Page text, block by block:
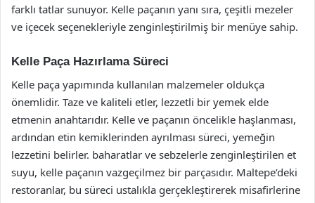
farklı tatlar sunuyor. Kelle paçanın yanı sıra, çeşitli mezeler
ve içecek seçenekleriyle zenginleştirilmiş bir menüye sahip.
Kelle Paça Hazırlama Süreci
Kelle paça yapımında kullanılan malzemeler oldukça
önemlidir. Taze ve kaliteli etler, lezzetli bir yemek elde
etmenin anahtarıdır. Kelle ve paçanın öncelikle haşlanması,
ardından etin kemiklerinden ayrılması süreci, yemeğin
lezzetini belirler. baharatlar ve sebzelerle zenginleştirilen et
suyu, kelle paçanın vazgeçilmez bir parçasıdır. Maltepe’deki
restoranlar, bu süreci ustalıkla gerçekleştirerek misafirlerine